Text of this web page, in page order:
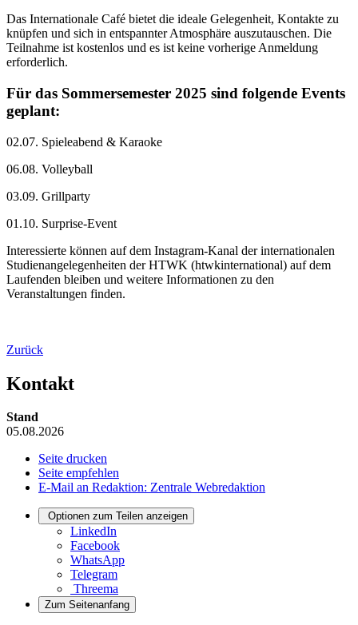
Das Internationale Café bietet die ideale Gelegenheit, Kontakte zu
knüpfen und sich in entspannter Atmosphäre auszutauschen. Die
Teilnahme ist kostenlos und es ist keine vorherige Anmeldung
erforderlich.
Für das Sommersemester 2025 sind folgende Events
geplant:
02.07. Spieleabend & Karaoke
06.08. Volleyball
03.09. Grillparty
01.10. Surprise-Event
Interessierte können auf dem Instagram-Kanal der internationalen
Studienangelegenheiten der HTWK (htwkinternational) auf dem
Laufenden bleiben und weitere Informationen zu den
Veranstaltungen finden.
Zurück
Kontakt
Stand
05.08.2026
Seite drucken
Seite empfehlen
E-Mail an Redaktion: Zentrale Webredaktion
Optionen zum Teilen anzeigen
LinkedIn
Facebook
WhatsApp
Telegram
Threema
Zum Seitenanfang